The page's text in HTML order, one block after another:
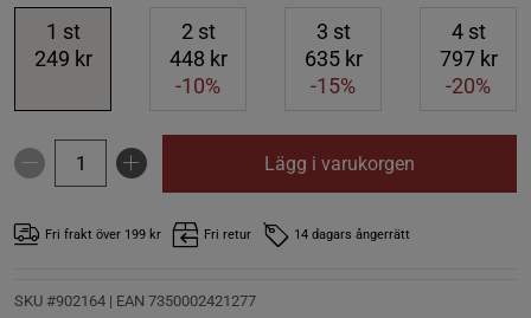
1 st
249 kr
2 st
448 kr
-10%
3 st
635 kr
-15%
4st
797 kr
-20%
Lägg i varukorgen
Fri frakt över 199 kr Fri retur 14 dagars ångerrätt
SKU #902164 | EAN 7350002421277